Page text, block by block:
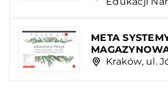
META
Kraków, ul.